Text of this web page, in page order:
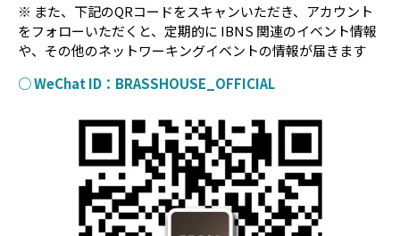
※ また、下記のQRコードをスキャンいただき、アカウント
をフォローいただくと、定期的に IBNS 関連のイベント情報
や、その他のネットワーキングイベントの情報が届きます
○ WeChat ID：BRASSHOUSE_OFFICIAL